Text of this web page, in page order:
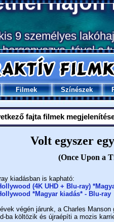
Filmek Színészek
fajta filmek
Volt egyszer
(Once Upon a
kiadásban is kapható:
(4K UHD + Blu-ray)
*Magyar kiadás* - Blu-ray
végén járunk, a Charles
ba költözik és újraépíti a mozis